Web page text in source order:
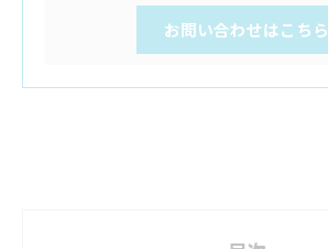
お問い合わせはこちら